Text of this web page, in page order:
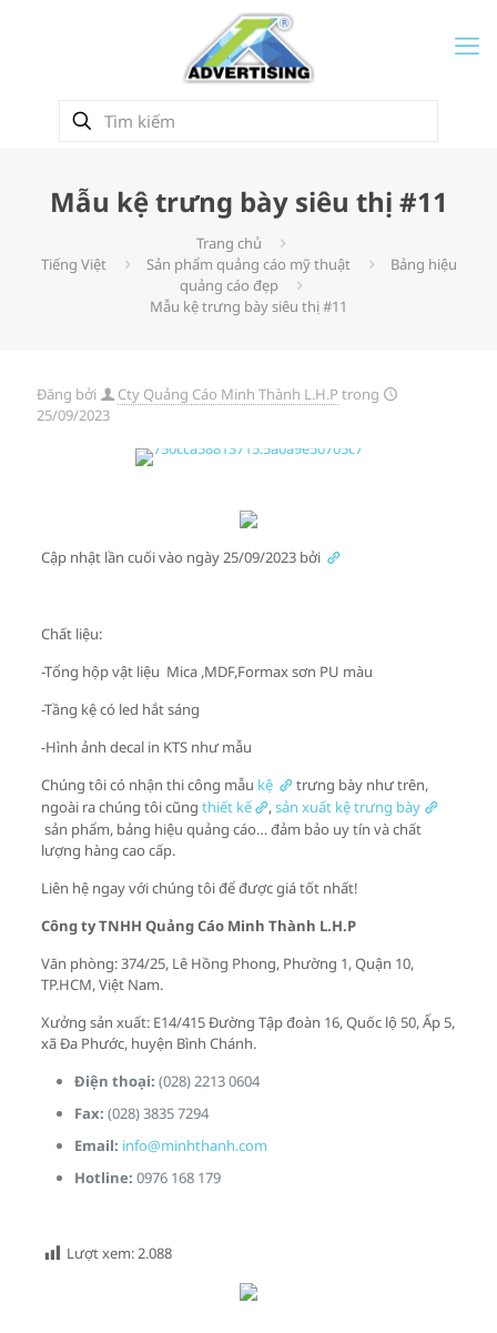
Mẫu kệ trưng bày siêu thị #11
Trang chủ
Tiếng Việt
Sản phẩm quảng cáo mỹ thuật
Bảng hiệu
quảng cáo đẹp
Mẫu kệ trưng bày siêu thị #11
Đăng bởi Cty Quảng Cáo Minh Thành L.H.P trong
25/09/2023
Cập nhật lần cuối vào ngày 25/09/2023 bởi
Chất liệu:
-Tổng hộp vật liệu Mica ,MDF,Formax sơn PU màu
-Tầng kệ có led hắt sáng
-Hình ảnh decal in KTS như mẫu
Chúng tôi có nhận thi công mẫu kệ
trưng bày như trên,
ngoài ra chúng tôi cũng thiết kế ,sản xuất kệ trưng bày
sản phẩm, bảng hiệu quảng cáo… đảm bảo uy tín và chất
lượng hàng cao cấp.
Liên hệ ngay với chúng tôi để được giá tốt nhất!
Công ty TNHH Quảng Cáo Minh Thành L.H.P
Văn phòng: 374/25, Lê Hồng Phong, Phường 1, Quận 10,
TP.HCM, Việt Nam.
Xưởng sản xuất: E14/415 Đường Tập đoàn 16, Quốc lộ 50, Ấp 5,
xã Đa Phước, huyện Bình Chánh.
Điện thoại: (028) 2213 0604
Fax: (028) 3835 7294
Email: info@minhthanh.com
Hotline: 0976 168 179
Lượt xem:2.088